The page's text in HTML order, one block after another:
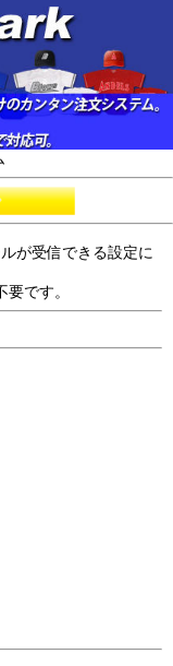
が受信できる設定に
です。